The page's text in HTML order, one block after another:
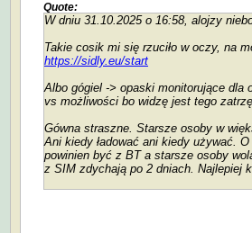
Quote:
W dniu 31.10.2025 o 16:58, alojzy
Takie cosik mi się rzuciło w oczy, na
https://sidly.eu/start
Albo gógiel -> opaski monitorujące dla
vs możliwości bo widzę jest tego
Gówna straszne. Starsze osoby w
Ani kiedy ładować ani kiedy używać.
powinien być z BT a starsze osoby
z SIM zdychają po 2 dniach. Najlepiej